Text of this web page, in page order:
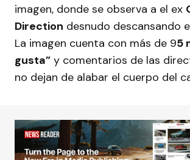
imagen, donde se observa a el ex
Direction desnudo descansando
La imagen cuenta con más de 95
gusta” y comentarios de las
no dejan de alabar el cuerpo del